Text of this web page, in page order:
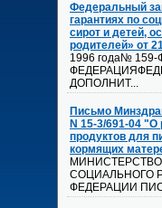
Федеральный
гарантиях по
сирот и детей,
родителей» от
1996 года№
ДОПОЛНИТ...
Письмо
N 15-3/691-04
продуктов для
кормящих
СОЦИАЛЬНОГО
ФЕДЕРАЦИИ